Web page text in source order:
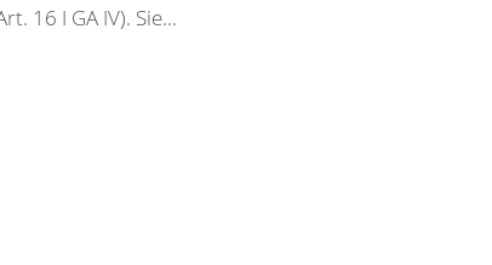
16 I GA IV). Sie...